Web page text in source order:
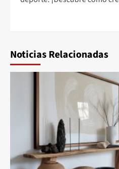
Noticias Relacionadas